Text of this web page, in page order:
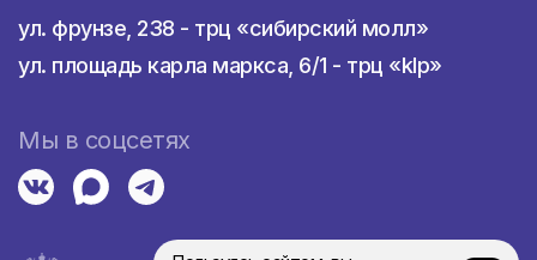
ул. фрунзе, 238 - трц «сибирский молл»
ул. площадь карла маркса, 6/1 - трц «klp»
Мы в соцсетях